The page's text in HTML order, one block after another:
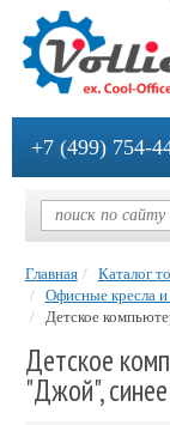
+7 (499) 754-
Главная Каталог
Офисные кресла и
Детское
Детское
"Джой", синее